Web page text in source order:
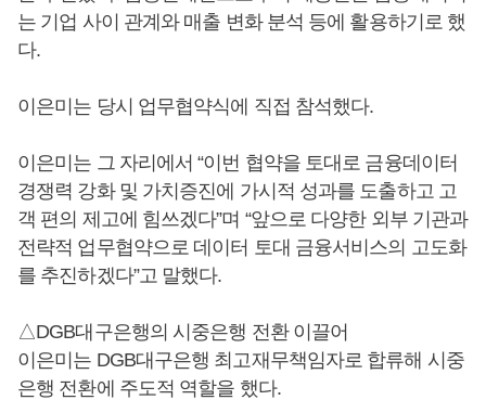
는 기업 사이 관계와 매출 변화 분석 등에 활용하기로 했
다.
이은미는 당시 업무협약식에 직접 참석했다.
이은미는 그 자리에서 “이번 협약을 토대로 금융데이터
경쟁력 강화 및 가치증진에 가시적 성과를 도출하고 고
객 편의 제고에 힘쓰겠다”며 “앞으로 다양한 외부 기관과
전략적 업무협약으로 데이터 토대 금융서비스의 고도화
를 추진하겠다”고 말했다.
△DGB대구은행의 시중은행 전환 이끌어
이은미는 DGB대구은행 최고재무책임자로 합류해 시중
은행 전환에 주도적 역할을 했다.